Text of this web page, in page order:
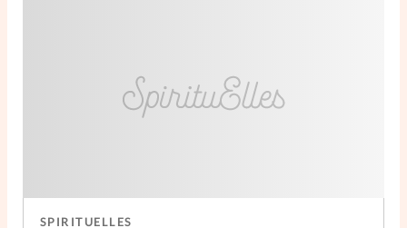
SPIRITUELLES